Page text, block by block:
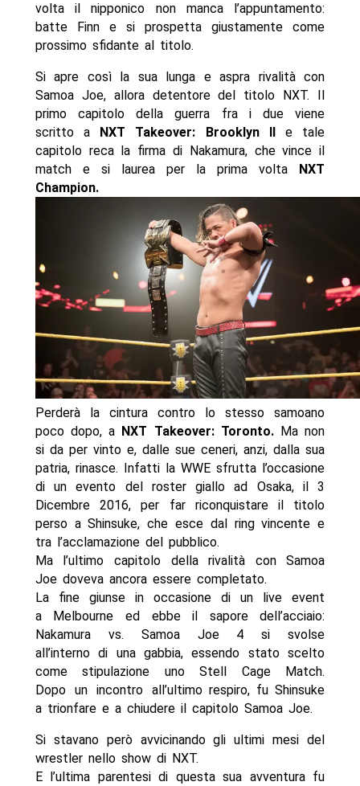
volta il nipponico non manca l’appuntamento:
batte Finn e si prospetta giustamente come
prossimo sfidante al titolo.
Si apre così la sua lunga e aspra rivalità con
Samoa Joe, allora detentore del titolo NXT. Il
primo capitolo della guerra fra i due viene
scritto a
NXT Takeover: Brooklyn II
e tale
capitolo reca la firma di Nakamura, che vince il
match e si laurea per la prima volta
NXT
Champion.
Perderà la cintura contro lo stesso samoano
poco dopo, a NXT Takeover: Toronto.Ma non
si da per vinto e, dalle sue ceneri, anzi, dalla sua
patria, rinasce. Infatti la WWE sfrutta l’occasione
di un evento del roster giallo ad Osaka, il 3
Dicembre 2016, per far riconquistare il titolo
perso a Shinsuke, che esce dal ring vincente e
tra l’acclamazione del pubblico.
Ma l’ultimo capitolo della rivalità con Samoa
Joe doveva ancora essere completato.
La fine giunse in occasione di un live event
a Melbourne ed ebbe il sapore dell’acciaio:
Nakamura vs. Samoa Joe 4 si svolse
all’interno di una gabbia, essendo stato scelto
come stipulazione uno Stell Cage Match.
Dopo un incontro all’ultimo respiro, fu Shinsuke
a trionfare e a chiudere il capitolo Samoa Joe.
Si stavano però avvicinando gli ultimi mesi del
wrestler nello show di NXT.
E l’ultima parentesi di questa sua avventura fu